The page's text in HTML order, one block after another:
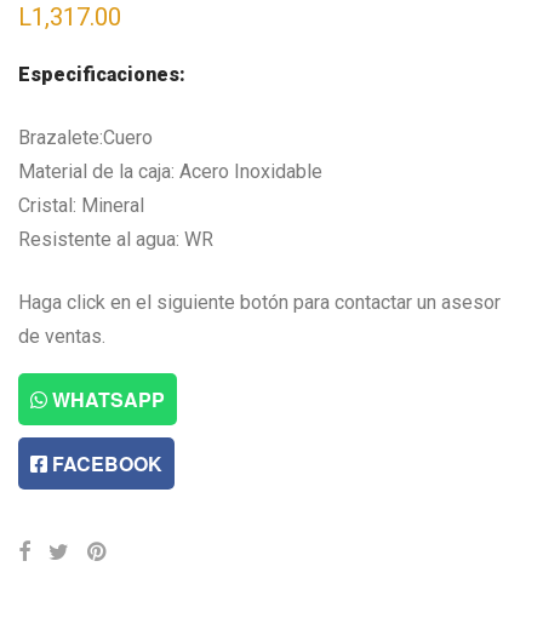
L1,317.00
Especificaciones:
Brazalete:Cuero
Material de la caja: Acero Inoxidable
Cristal: Mineral
Resistente al agua: WR
Haga click en el siguiente botón para contactar un asesor
de ventas.
WHATSAPP
FACEBOOK